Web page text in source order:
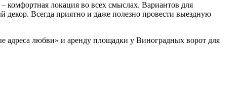
комфортная локация во всех смыслах. Вариантов для
Всегда приятно и даже полезно провести выездную
любви» и аренду площадки у Виноградных ворот для